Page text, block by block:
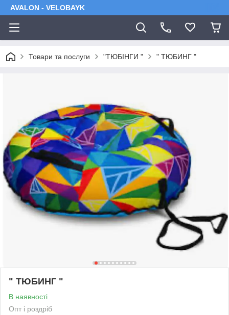
AVALON - VELOBAYK
Товари та послуги "ТЮБІНГИ " " ТЮБИНГ "
" ТЮБИНГ "
В наявності
Опт і роздріб